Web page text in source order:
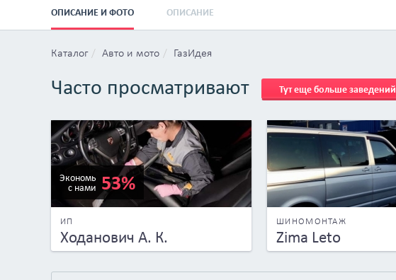
ОПИСАНИЕ И ФОТО ОПИСАНИЕ
Каталог Авто и мото ГазИдея
Часто просматривают Тут еще больше заведений
Экономь
с нами 53%
ИП
Ходанович А. К.
ШИНОМОНТАЖ
Zima Leto